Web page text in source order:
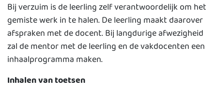
Bij verzuim is de leerling zelf verantwoordelijk om het
gemiste werk in te halen. De leerling maakt daarover
afspraken met de docent. Bij langdurige afwezigheid
zal de mentor met de leerling en de vakdocenten een
inhaalprogramma maken.
Inhalen van toetsen